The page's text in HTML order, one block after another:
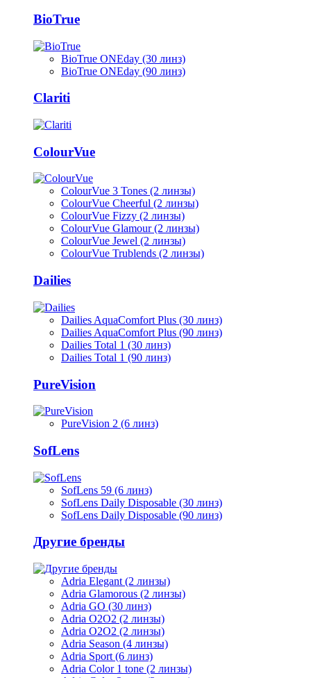
BioTrue
BioTrue ONEday (30 линз)
BioTrue ONEday (90 линз)
Clariti
ColourVue
ColourVue 3 Tones (2 линзы)
ColourVue Cheerful (2 линзы)
ColourVue Fizzy (2 линзы)
ColourVue Glamour (2 линзы)
ColourVue Jewel (2 линзы)
ColourVue Trublends (2 линзы)
Dailies
Dailies AquaComfort Plus (30 линз)
Dailies AquaComfort Plus (90 линз)
Dailies Total 1 (30 линз)
Dailies Total 1 (90 линз)
PureVision
PureVision 2 (6 линз)
SofLens
SofLens 59 (6 линз)
SofLens Daily Disposable (30 линз)
SofLens Daily Disposable (90 линз)
Другие бренды
Adria Elegant (2 линзы)
Adria Glamorous (2 линзы)
Adria GO (30 линз)
Adria O2O2 (2 линзы)
Adria O2O2 (2 линзы)
Adria Season (4 линзы)
Adria Sport (6 линз)
Adria Сolor 1 tone (2 линзы)